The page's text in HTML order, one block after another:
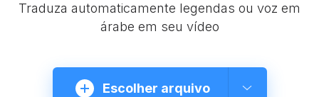
Traduza automaticamente legendas ou voz em
árabe em seu vídeo
Escolher arquivo